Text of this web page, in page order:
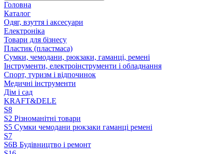
Головна
Каталог
Одяг, взуття і аксесуари
Електроніка
Товари для бізнесу
Пластик (пластмаса)
Сумки, чемодани, рюкзаки, гаманці, ремені
Інструменти, електроінструменти і обладнання
Спорт, туризм і відпочинок
Медичні інструменти
Дім і сад
KRAFT&DELE
S8
S2 Різноманітні товари
S5 Сумки чемодани рюкзаки гаманці ремені
S7
S6B Будівництво і ремонт